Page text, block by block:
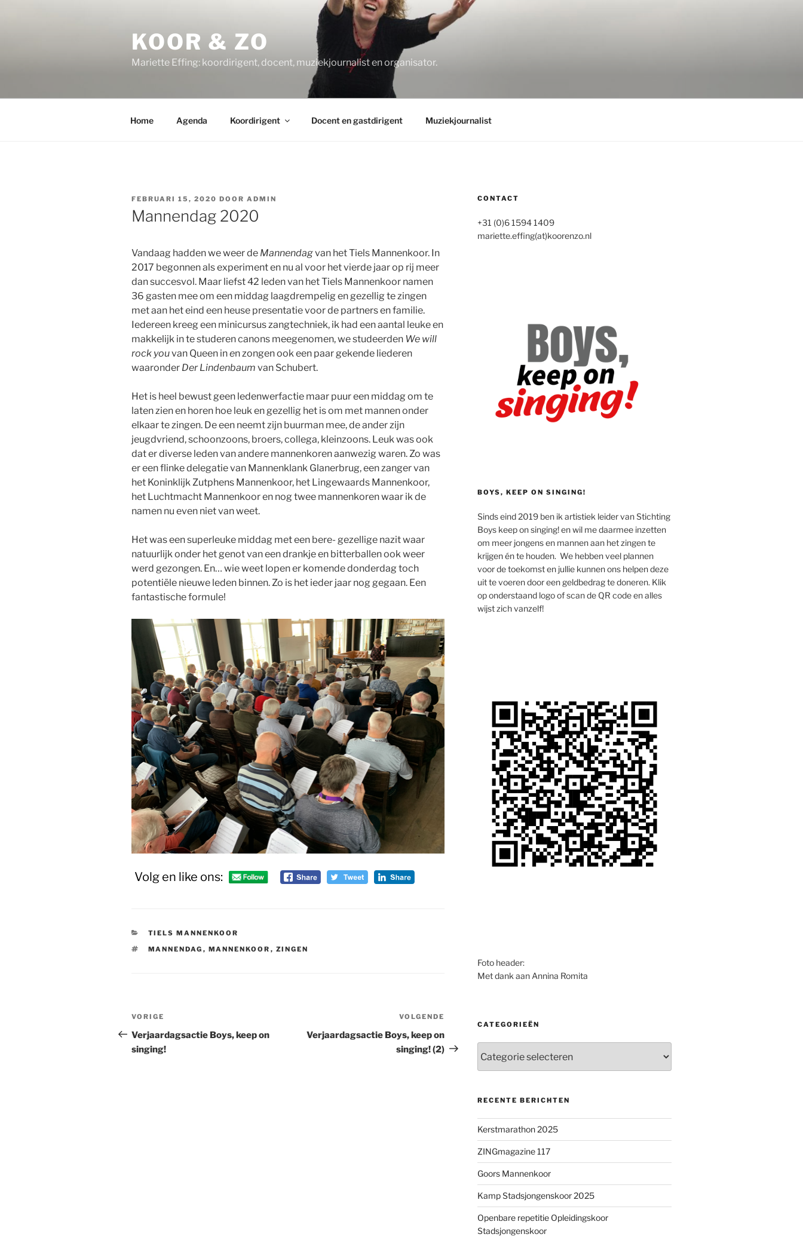
KOOR & ZO
Mariette Effing: koordirigent, docent, muziekjournalist en organisator.
Home Agenda Koordirigent Docent en gastdirigent Muziekjournalist
GEPLAATST
OP
FEBRUARI 15, 2020 DOOR ADMIN
Mannendag 2020
Vandaag hadden we weer de Mannendagvan het Tiels Mannenkoor. In
2017 begonnen als experiment en nu al voor het vierde jaar op rij meer
dan succesvol. Maar liefst 42 leden van het Tiels Mannenkoor namen
36 gasten mee om een middag laagdrempelig en gezellig te zingen
met aan het eind een heuse presentatie voor de partners en familie.
Iedereen kreeg een minicursus zangtechniek, ik had een aantal leuke en
makkelijk in te studeren canons meegenomen, we studeerden We will
rock youvan Queen inen zongen ook een paar gekende liederen
waaronder Der Lindenbaum van Schubert.
Het is heel bewust geen ledenwerfactie maar puur een middag om te
laten zien en horen hoe leuk en gezellig het is om met mannen onder
elkaar te zingen. De een neemt zijn buurman mee, de ander zijn
jeugdvriend, schoonzoons, broers, collega, kleinzoons. Leuk was ook
dat er diverse leden van andere mannenkoren aanwezig waren. Zo was
er een flinke delegatie van Mannenklank Glanerbrug, een zanger van
het Koninklijk Zutphens Mannenkoor, het Lingewaards Mannenkoor,
het Luchtmacht Mannenkoor en nog twee mannenkoren waar ik de
namen nu even niet van weet.
Het was een superleuke middag met een bere- gezellige nazit waar
natuurlijk onder het genot van een drankje en bitterballen ook weer
werd gezongen. En… wie weet lopen er komende donderdag toch
potentiële nieuwe leden binnen. Zo is het ieder jaar nog gegaan. Een
fantastische formule!
Volg en like ons:
CATEGORIEËN
TIELS MANNENKOOR
TAGS
MANNENDAG , MANNENKOOR , ZINGEN
Bericht
navigatie
Vorig
bericht
VORIGE
Verjaardagsactie Boys, keep on
singing!
bericht
VOLGENDE
Verjaardagsactie Boys, keep on
singing! (2)
CONTACT
+31 (0)6 1594 1409
mariette.effing(at)koorenzo.nl
BOYS, KEEP ON SINGING!
Sinds eind 2019 ben ik artistiek leider van Stichting
Boys keep on singing! en wil me daarmee inzetten
om meer jongens en mannen aan het zingen te
krijgen én te houden. We hebben veel plannen
voor de toekomst en jullie kunnen ons helpen deze
uit te voeren door een geldbedrag te doneren. Klik
op onderstaand logo of scan de QR code en alles
wijst zich vanzelf!
Foto header:
Met dank aan Annina Romita
CATEGORIEËN
RECENTE BERICHTEN
Kerstmarathon 2025
ZINGmagazine 117
Goors Mannenkoor
Kamp Stadsjongenskoor 2025
Openbare repetitie Opleidingskoor
Stadsjongenskoor